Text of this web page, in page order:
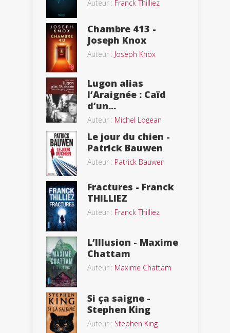
Auteur : Franck Thilliez
Chambre 413 -
Joseph Knox
Auteur : Joseph Knox
Lugon alias
l’Araignée : Caïd
d’un...
Auteur : Michel Logean
Le jour du chien -
Patrick Bauwen
Auteur : Patrick Bauwen
Fractures - Franck
THILLIEZ
Auteur : Franck Thilliez
L’Illusion - Maxime
Chattam
Auteur : Maxime Chattam
Si ça saigne -
Stephen King
Auteur : Stephen King